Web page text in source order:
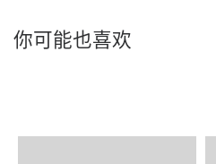
你可能也喜欢